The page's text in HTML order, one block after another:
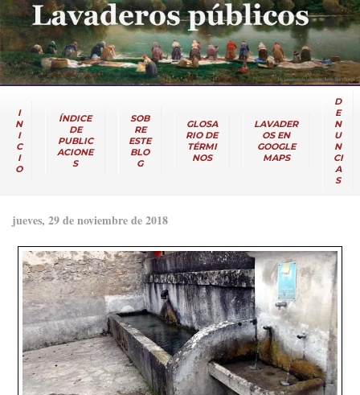
I
N
I
C
I
O
ÍNDICE
DE
PUBLIC
ACIONE
S
SOB
RE
ESTE
BLO
G
GLOSA
RIO DE
TÉRMI
NOS
LAVADER
OS EN
GOOGLE
MAPS
D
E
N
U
N
CI
A
S
jueves, 29 de noviembre de 2018